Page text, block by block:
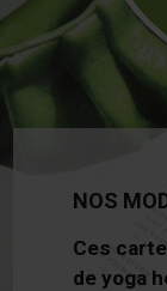
NOS
Ces
de yoga